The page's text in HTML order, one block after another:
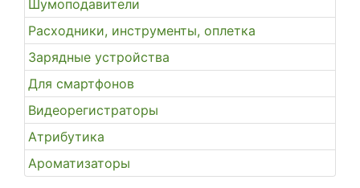
Шумоподавители
Расходники, инструменты, оплетка
Зарядные устройства
Для смартфонов
Видеорегистраторы
Атрибутика
Ароматизаторы